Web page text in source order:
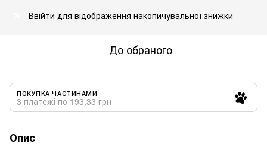
Ввійти для відображення накопичувальної знижки
До обраного
ПОКУПКА ЧАСТИНАМИ
3 платежі по 193.33 грн
Опис